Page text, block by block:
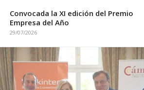
Convocada la XI edición del Premio
Empresa del Año
29/07/2026